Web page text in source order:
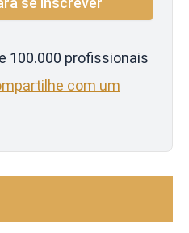
100.000 profissionais
com um